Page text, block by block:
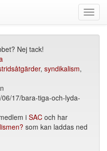
Nej tack!
, syndikalism,
17/bara-tiga-och-lyda-
iSAC och har
som kan laddas ned